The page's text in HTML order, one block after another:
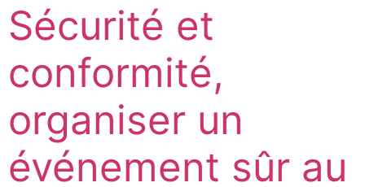
Sécurité et
conformité,
organiser un
événement sûr au